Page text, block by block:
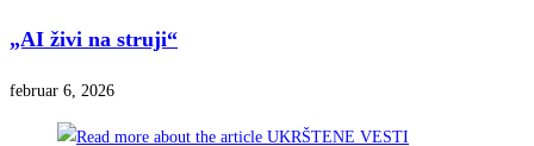
„AI živi na struji“
februar 6, 2026